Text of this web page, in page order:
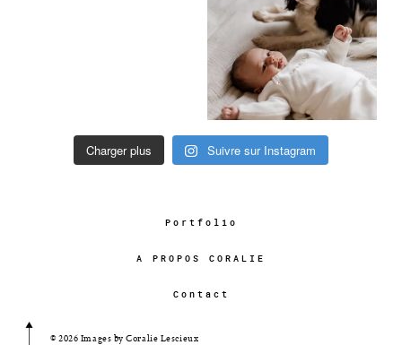
Charger plus Suivre sur Instagram
Portfolio
A PROPOS CORALIE
Contact
© 2026 Images by Coralie Lescieux